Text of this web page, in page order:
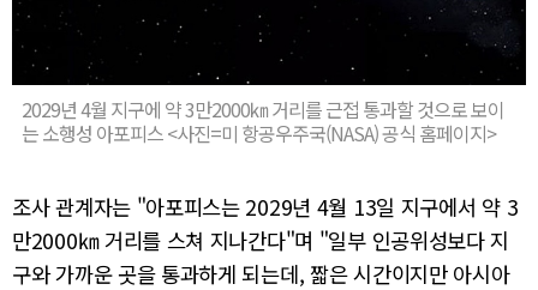
2029년 4월 지구에 약 3만2000㎞ 거리를 근접 통과할 것으로 보이
는 소행성 아포피스 <사진=미 항공우주국(NASA) 공식 홈페이지>
조사 관계자는 "아포피스는 2029년 4월 13일 지구에서 약 3
만2000㎞ 거리를 스쳐 지나간다"며 "일부 인공위성보다 지
구와 가까운 곳을 통과하게 되는데, 짧은 시간이지만 아시아